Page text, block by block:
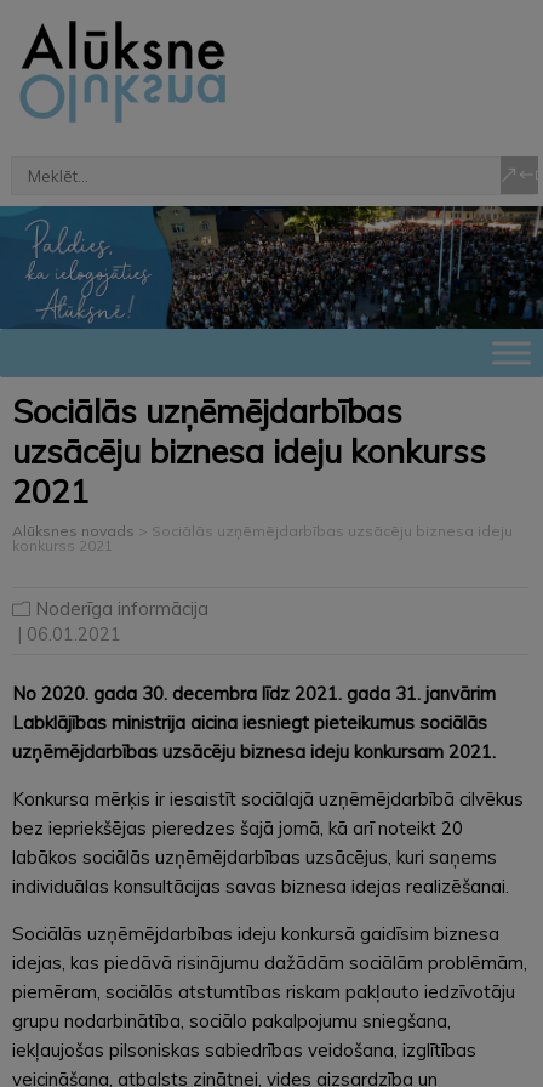
Sociālās uzņēmējdarbības
uzsācēju biznesa ideju konkurss
2021
Alūksnes novads > Sociālās uzņēmējdarbības uzsācēju biznesa ideju
konkurss 2021
Noderīga informācija
| 06.01.2021
No 2020. gada 30. decembra līdz 2021. gada 31. janvārim
Labklājības ministrija aicina iesniegt pieteikumus sociālās
uzņēmējdarbības uzsācēju biznesa ideju konkursam 2021.
Konkursa mērķis ir iesaistīt sociālajā uzņēmējdarbībā cilvēkus
bez iepriekšējas pieredzes šajā jomā, kā arī noteikt 20
labākos sociālās uzņēmējdarbības uzsācējus, kuri saņems
individuālas konsultācijas savas biznesa idejas realizēšanai.
Sociālās uzņēmējdarbības ideju konkursā gaidīsim biznesa
idejas, kas piedāvā risinājumu dažādām sociālām problēmām,
piemēram, sociālās atstumtības riskam pakļauto iedzīvotāju
grupu nodarbinātība, sociālo pakalpojumu sniegšana,
iekļaujošas pilsoniskas sabiedrības veidošana, izglītības
veicināšana, atbalsts zinātnei, vides aizsardzība un